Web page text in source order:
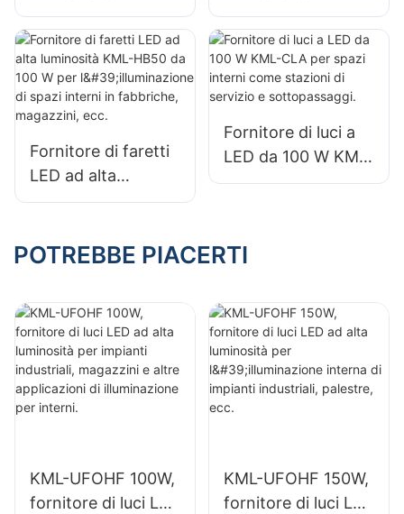
luminosità KML-
HB40 da 100 W per
l'illuminazione di
spazi interni in
fabbriche,
potenza KML-HB30
da 100 W per
l'illuminazione di
spazi interni in
magazzini, ecc.
Fornitore di faretti
LED ad alta
luminosità KML-
l'illuminazione di
fabbriche,
magazzini, ecc.
Fornitore di luci a
LED da 100 W KML-
CLA per spazi
e sottopassaggi.
POTREBBE PIACERTI
KML-UFOHF 100W,
fornitore di luci LED
KML-UFOHF 150W,
fornitore di luci LED